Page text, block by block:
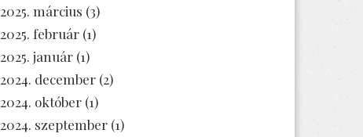
2025. március (3)
2025. február (1)
2025. január (1)
2024. december (2)
2024. október (1)
2024. szeptember (1)